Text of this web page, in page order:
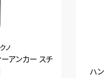
アンカー スチ
ノ
ハ